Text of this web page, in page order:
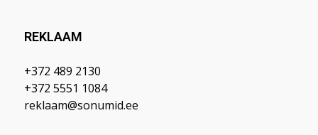
REKLAAM
+372 489 2130
+372 5551 1084
reklaam@sonumid.ee